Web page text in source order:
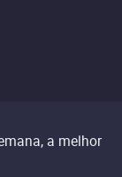
a melhor